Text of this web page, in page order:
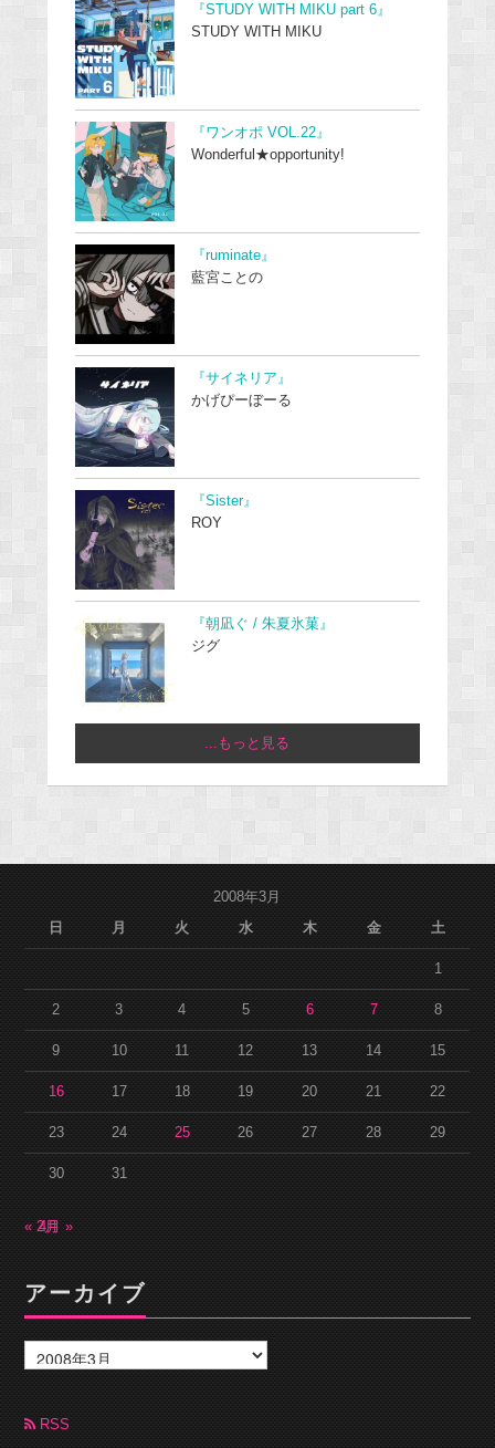
『STUDY WITH MIKU part 6』
STUDY WITH MIKU
『ワンオポ VOL.22』
Wonderful★opportunity!
『ruminate』
藍宮ことの
『サイネリア』
かげぴーぼーる
『Sister』
ROY
『朝凪ぐ / 朱夏氷菓』
ジグ
...もっと見る
2008年3月
日
月 火 水 木 金 土
1
2 3 4 5 6 7 8
9 10 11 12 13 14 15
16 17 18 19 20 21 22
23 24 25 26 27 28 29
30 31
« 2月4月 »
アーカイブ
ー
カ
ブ RSS